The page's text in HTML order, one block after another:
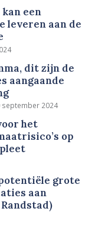
kan een
leveren aan de
dit zijn de
aangaande
september 2024
het
op
grote
aan